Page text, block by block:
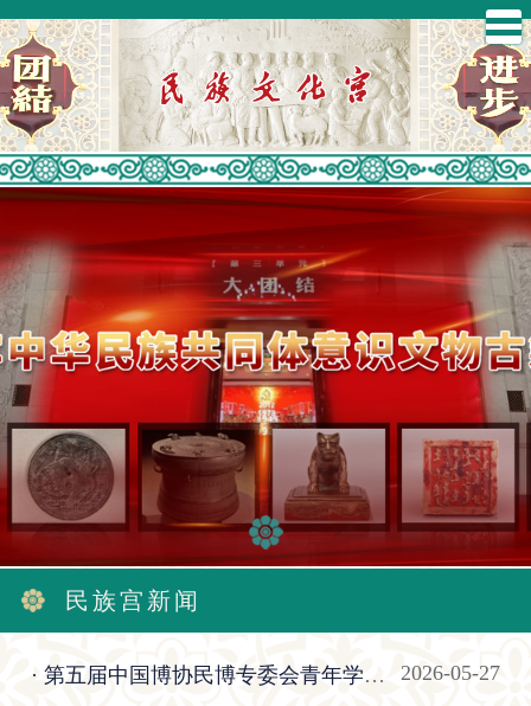
民族宫新闻
· 第五届中国博协民博专委会青年学术研讨会受到广泛关注 多家主流媒体集中报道 2026-05-27